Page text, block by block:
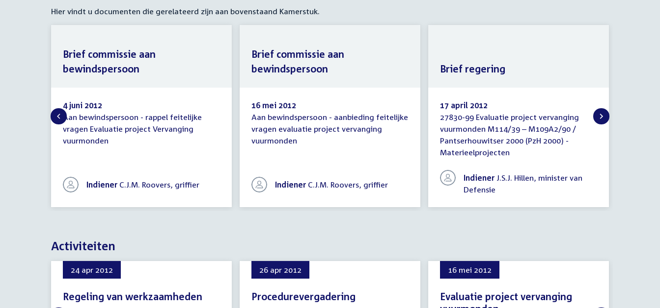
Hier vindt u documenten die gerelateerd zijn aan bovenstaand Kamerstuk.
Brief
commissie
aan
4 juni 2012
Aan bewindspersoon - rappel feitelijke
vragen Evaluatie project Vervanging
vuurmonden
Indiener C.J.M. Roovers, griffier
Brief commissie aan
bewindspersoon
Brief
commissie
aan
16 mei 2012
Aan bewindspersoon - aanbieding feitelijke
vragen evaluatie project vervanging
vuurmonden
Indiener C.J.M. Roovers, griffier
Brief commissie aan
bewindspersoon
Brief
regering
17 april 2012
27830-99 Evaluatie project vervanging
vuurmonden M114/39 – M109A2/90 /
Pantserhouwitser 2000 (PzH 2000) -
Materieelprojecten
Indiener J.S.J. Hillen, minister van
Defensie
Brief regering
Activiteiten
24 apr 2012
Regeling van werkzaamheden
26 apr 2012
Procedurevergadering
16 mei 2012
Evaluatie project vervanging